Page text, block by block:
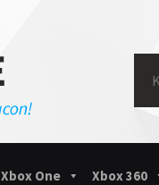
for:
Xbox One Xbox 360